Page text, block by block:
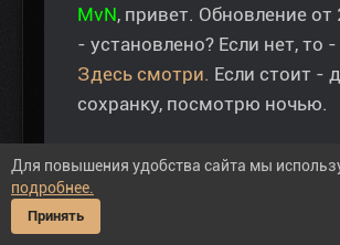
MvN, привет. Обновление от
- установлено? Если нет, то
Здесь смотри. Если стоит -
сохранку, посмотрю ночью.
"Эти добрые люди - ничему не
перепутали, игемон. Я, вообще
Для повышения удобства сайта мы
подробнее.
Принять